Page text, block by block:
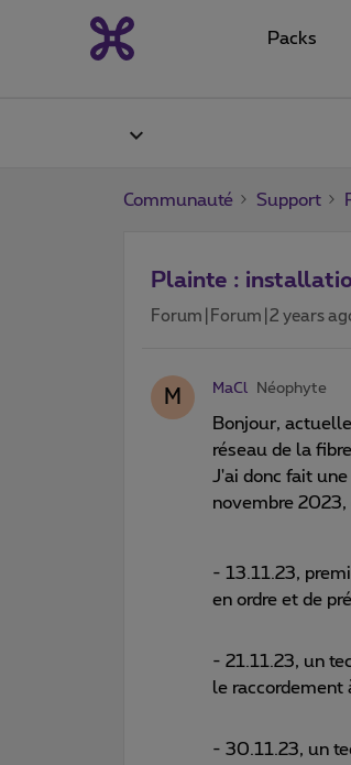
Packs
Communauté Support
Plainte :
Forum|Forum|2 years
M MaCl Néophyte
Bonjour,
réseau de la
J'ai donc fait
novembre 2023,
- 13.11.23,
en ordre et de
- 21.11.23, un
le raccordement
- 30.11.23, un